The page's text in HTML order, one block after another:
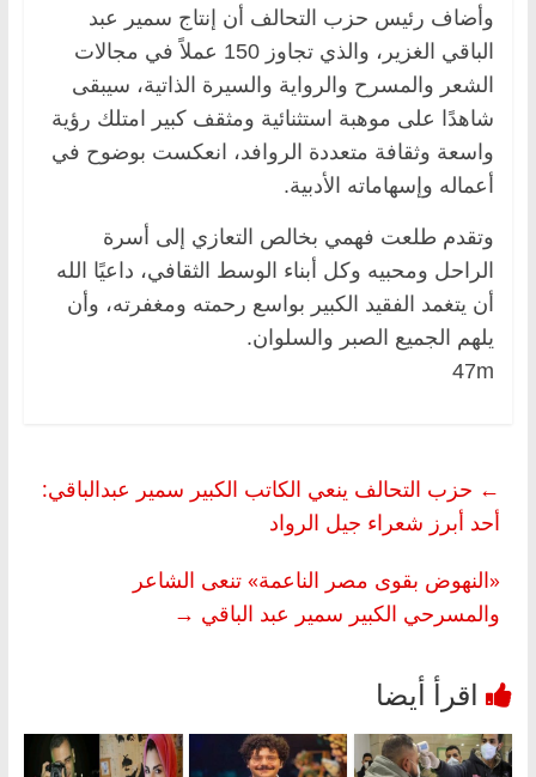
وأضاف رئيس حزب التحالف أن إنتاج سمير عبد
الباقي الغزير، والذي تجاوز 150 عملاً في مجالات
الشعر والمسرح والرواية والسيرة الذاتية، سيبقى
شاهدًا على موهبة استثنائية ومثقف كبير امتلك رؤية
واسعة وثقافة متعددة الروافد، انعكست بوضوح في
أعماله وإسهاماته الأدبية.
وتقدم طلعت فهمي بخالص التعازي إلى أسرة
الراحل ومحبيه وكل أبناء الوسط الثقافي، داعيًا الله
أن يتغمد الفقيد الكبير بواسع رحمته ومغفرته، وأن
يلهم الجميع الصبر والسلوان.
47m
← حزب التحالف ينعي الكاتب الكبير سمير عبدالباقي:
أحد أبرز شعراء جيل الرواد
«النهوض بقوى مصر الناعمة» تنعى الشاعر
والمسرحي الكبير سمير عبد الباقي →